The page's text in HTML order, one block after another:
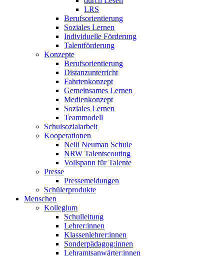
LRS
Berufsorientierung
Soziales Lernen
Individuelle Förderung
Talentförderung
Konzepte
Berufsorientierung
Distanzunterricht
Fahrtenkonzept
Gemeinsames Lernen
Medienkonzept
Soziales Lernen
Teammodell
Schulsozialarbeit
Kooperationen
Nelli Neuman Schule
NRW Talentscouting
Vollspann für Talente
Presse
Pressemeldungen
Schülerprodukte
Menschen
Kollegium
Schulleitung
Lehrer:innen
Klassenlehrer:innen
Sonderpädagog:innen
Lehramtsanwärter:innen